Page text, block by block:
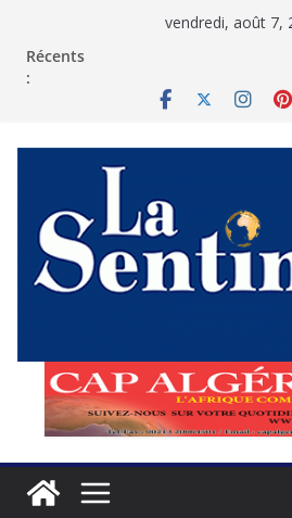
vendredi, août 7,
Récents
: